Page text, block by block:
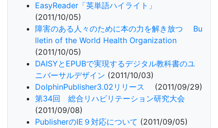
EasyReader「英単語ハイライト」
(2011/10/05)
障害のある人々のために本の力を解き放つ Bu
lletin of the World Health Organization
(2011/10/05)
DAISYとEPUBで実現するデジタル教科書のユ
ニバーサルデザイン (2011/10/03)
DolphinPublisher3.02リリース
(2011/09/29)
第34回 総合リハビリテーション研究大会
(2011/09/08)
PublisherのIE９対応について (2011/09/05)